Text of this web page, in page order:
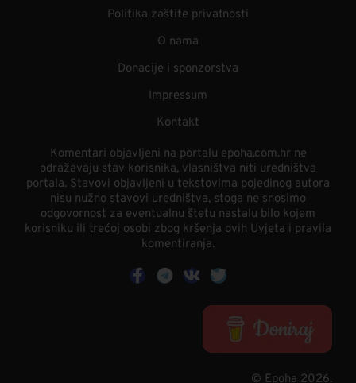
Politika zaštite privatnosti
O nama
Donacije i sponzorstva
Impressum
Kontakt
Komentari objavljeni na portalu epoha.com.hr ne
odražavaju stav korisnika, vlasništva niti uredništva
portala. Stavovi objavljeni u tekstovima pojedinog autora
nisu nužno stavovi uredništva, stoga ne snosimo
odgovornost za eventualnu štetu nastalu bilo kojem
korisniku ili trećoj osobi zbog kršenja ovih Uvjeta i pravila
komentiranja.
© Epoha 2026.